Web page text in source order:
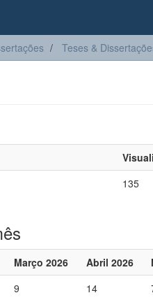
Teses &
135
Março 2026 Abril 2026
9 14